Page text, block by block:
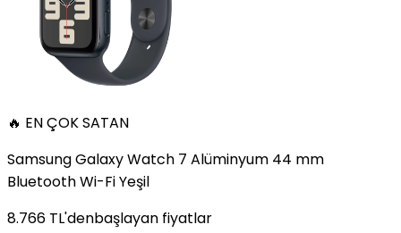
🔥 EN ÇOK SATAN
Samsung Galaxy Watch 7 Alüminyum 44 mm
Bluetooth Wi-Fi Yeşil
8.766 TL'denbaşlayan fiyatlar